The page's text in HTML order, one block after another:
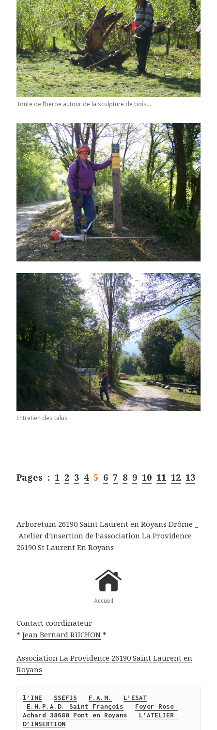
Tonte de l’herbe autour de la sculpture de bois…
Entretien des talus
Pages :1 2 3 4 5 6 7 8 9 10 11 12 13
Arboretum 26190 Saint Laurent en Royans Drôme _
Atelier d’insertion de l’association La Providence
26190 St Laurent En Royans
Accueil
Contact coordinateur
*Jean Bernard RUCHON *
Association La Providence 26190 Saint Laurent en
Royans
l’IME SSEFIS F.A.M.
L’ESAT
E.H.P.A.D. Saint François
Foyer Rose
Achard 38680 Pont en Royans
L’ATELIER
D’INSERTION